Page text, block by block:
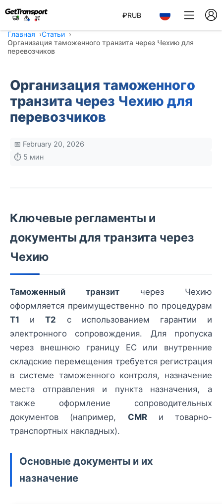
₽RUB
Главная
Статьи
Организация таможенного транзита через Чехию для
перевозчиков
Организация таможенного
транзита через Чехию для
перевозчиков
📅 February 20, 2026
⏱️ 5 мин
Ключевые регламенты и
документы для транзита через
Чехию
Таможенный транзит через Чехию
оформляется преимущественно по процедурам
T1 иT2 с использованием гарантии и
электронного сопровождения. Для пропуска
через внешнюю границу ЕС или внутренние
складские перемещения требуется регистрация
в системе таможенного контроля, назначение
места отправления и пункта назначения, а
также оформление сопроводительных
документов (например, CMRи товарно-
транспортных накладных).
Основные документы и их
назначение